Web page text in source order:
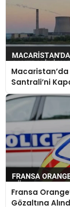
Macaristan’da
Santrali’ni
Fransa
Gözaltına